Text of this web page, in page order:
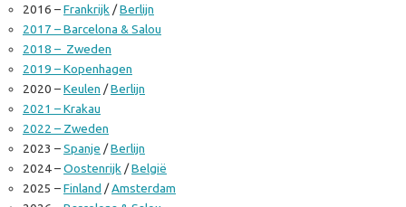
2016 –Frankrijk /Berlijn
2017 – Barcelona & Salou
2018 – Zweden
2019 – Kopenhagen
2020 –Keulen /Berlijn
2021 – Krakau
2022 – Zweden
2023 –Spanje /Berlijn
2024 –Oostenrijk /België
2025 –Finland /Amsterdam